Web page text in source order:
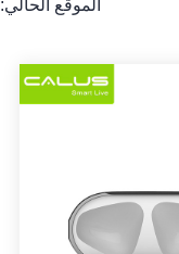
الموقع الحالي: